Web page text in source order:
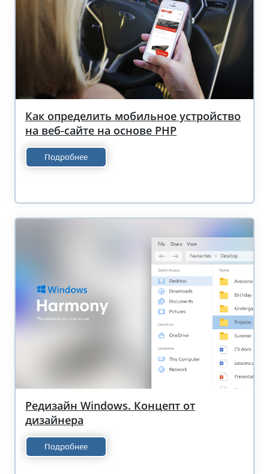
Как определить мобильное устройство
на веб-сайте на основе PHP
Подробнее
Редизайн Windows. Концепт от
дизайнера
Подробнее